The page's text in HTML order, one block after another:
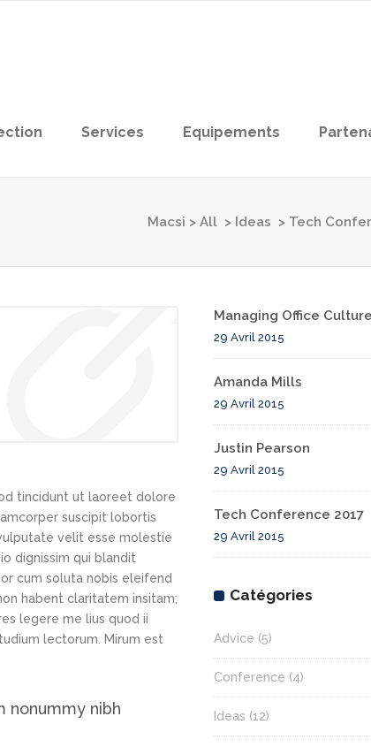
Services Equipements
Macsi > All > Ideas > Tech
tincidunt ut laoreet dolore
suscipit lobortis
velit esse molestie
dignissim qui blandit
cum soluta nobis eleifend
habent claritatem insitam;
legere me lius quod ii
lectorum. Mirum est
nonummy nibh
Managing Office Culture
29 Avril 2015
Amanda Mills
29 Avril 2015
Justin Pearson
29 Avril 2015
Tech Conference 2017
29 Avril 2015
Catégories
Advice (5)
Conference (4)
Ideas (12)